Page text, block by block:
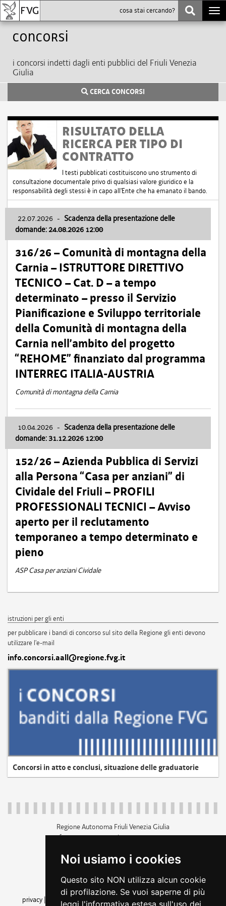
Noi usiamo i cookies
Questo sito NON utilizza alcun cookie
di profilazione. Se vuoi saperne di più
leggi l'informativa estesa sull'uso dei
Concorsi
i concorsi indetti dagli enti pubblici del Friuli Venezia
Giulia
CERCA CONCORSI
RISULTATO DELLA
RICERCA PER TIPO DI
CONTRATTO
I testi pubblicati costituiscono uno strumento di
consultazione documentale privo di qualsiasi valore giuridico e la
responsabilità degli stessi è in capo all'Ente che ha emanato il bando.
22.07.2026 - Scadenza della presentazione delle
domande: 24.08.2026 12:00
316/26 – Comunità di montagna della
Carnia – ISTRUTTORE DIRETTIVO
TECNICO – Cat. D – a tempo
determinato – presso il Servizio
Pianificazione e Sviluppo territoriale
della Comunità di montagna della
Carnia nell’ambito del progetto
“REHOME” finanziato dal programma
INTERREG ITALIA-AUSTRIA
Comunità di montagna della Carnia
10.04.2026 - Scadenza della presentazione delle
domande: 31.12.2026 12:00
152/26 – Azienda Pubblica di Servizi
alla Persona “Casa per anziani” di
Cividale del Friuli – PROFILI
PROFESSIONALI TECNICI – Avviso
aperto per il reclutamento
temporaneo a tempo determinato e
pieno
ASP Casa per anziani Cividale
istruzioni per gli enti
per pubblicare i bandi di concorso sul sito della Regione gli enti devono
utilizzare l'e-mail
info.concorsi.aall@regione.fvg.it
Concorsi in atto e conclusi, situazione delle graduatorie
Regione Autonoma Friuli Venezia Giulia
c.f. 80014930327; p.iva 00526040324
+39 040 3771111
amministrazione trasparente
privacy
cookie |note legali accessibilità
dichiarazione di